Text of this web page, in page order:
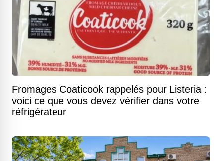
Fromages Coaticook rappelés pour Listeria :
voici ce que vous devez vérifier dans votre
réfrigérateur